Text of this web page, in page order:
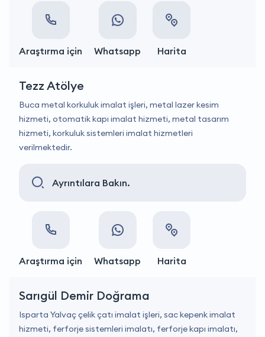
Araştırma için Whatsapp Harita
Tezz Atölye
Buca metal korkuluk imalat işleri, metal lazer kesim
hizmeti, otomatik kapı imalat hizmeti, metal tasarım
hizmeti, korkuluk sistemleri imalat hizmetleri
verilmektedir.
Ayrıntılara Bakın.
Araştırma için Whatsapp Harita
Sarıgül Demir Doğrama
Isparta Yalvaç çelik çatı imalat işleri, sac kepenk imalat
hizmeti, ferforje sistemleri imalatı, ferforje kapı imalatı,